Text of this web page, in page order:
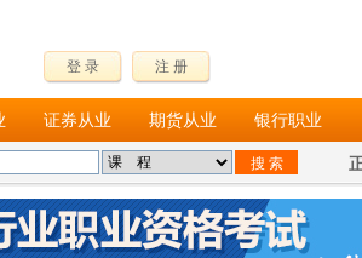
登 录 注 册
证券从业 期货从业 银行职业